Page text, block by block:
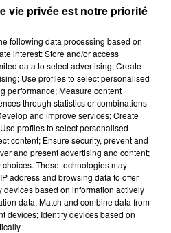
de
stands d’exposants et
laissent
à la musique avec
deux écrans géants.
des Montgolfiadesavec des
les jours dès 15h, des
comédie musicale sur des
un grand show en
le lundi 15 août.
complet ici!
vie privée est notre priorité
following data processing based on
interest: Store and/or access
data to select advertising; Create
Use profiles to select personalised
performance; Measure content
through statistics or combinations
and improve services; Create
profiles to select personalised
content; Ensure security, prevent and
and present advertising and content;
These technologies may
address and browsing data to offer
based on information actively
data; Match and combine data from
devices; Identify devices based on